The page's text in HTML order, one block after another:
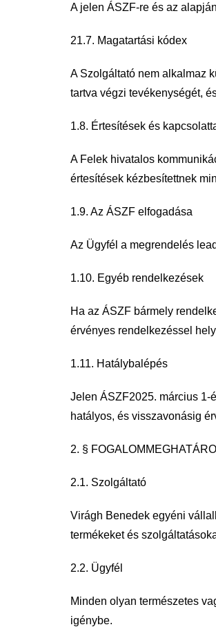
A jelen ÁSZF-re és az
21.7. Magatartási kódex
A Szolgáltató nem alkalmaz
tartva végzi tevékenységét,
1.8. Értesítések és
A Felek hivatalos
értesítések kézbesítettnek
1.9. Az ÁSZF elfogadása
Az Ügyfél a megrendelés
1.10. Egyéb rendelkezések
Ha az ÁSZF bármely
érvényes rendelkezéssel
1.11. Hatálybalépés
Jelen ÁSZF2025. március 1-
hatályos, és visszavonásig
2. §
2.1. Szolgáltató
Virágh Benedek egyéni
termékeket és
2.2. Ügyfél
Minden olyan természetes
igénybe.